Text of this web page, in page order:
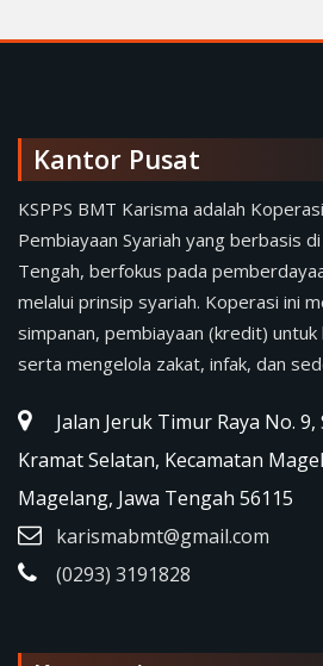
Kantor Pusat
KSPPS BMT Karisma adalah
Pembiayaan Syariah yang berbasis
Tengah, berfokus pada
melalui prinsip syariah. Koperasi ini
simpanan, pembiayaan (kredit) untuk
serta mengelola zakat, infak, dan
Jalan Jeruk Timur Raya No.
Kramat Selatan, Kecamatan
Magelang, Jawa Tengah 56115
karismabmt@gmail.com
(0293) 3191828